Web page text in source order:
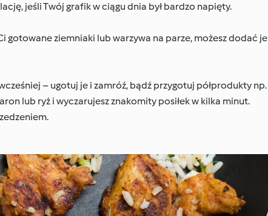
jeśli Twój grafik w ciągu dnia był bardzo napięty.
gotowane ziemniaki lub warzywa na parze, możesz dodać je
– ugotuj je i zamróź, bądź przygotuj półprodukty np.
lub ryż i wyczarujesz znakomity posiłek w kilka minut.